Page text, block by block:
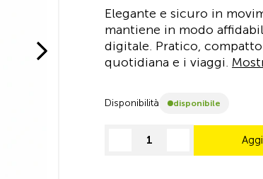
Elegante e sicuro in
mantiene in modo
digitale. Pratico,
quotidiana e i viaggi.
Disponibilità disponibile
decrease quantityincrease quantity